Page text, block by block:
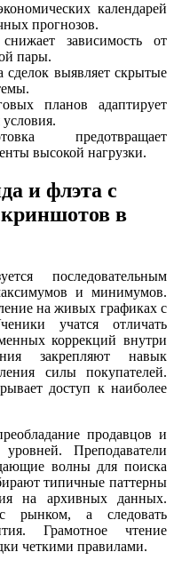
календарей
прогнозов.
зависимость от
пары.
выявляет скрытые
планов адаптирует
предотвращает
высокой нагрузки.
и флэта с
в
последовательным
и минимумов.
на живых графиках с
учатся отличать
коррекций внутри
закрепляют навык
силы покупателей.
доступ к наиболее
продавцов и
Преподаватели
волны для поиска
типичные паттерны
на архивных данных.
рынком, а следовать
Грамотное чтение
четкими правилами.